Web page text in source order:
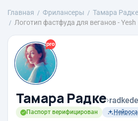
Главная Фрилансеры Тамара Радке
Логотип фастфуда для веганов - Yesh
Тамара Радке›
Паспорт верифицирован